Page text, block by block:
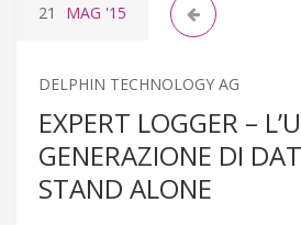
21 MAG '15
DELPHIN TECHNOLOGY AG
EXPERT LOGGER –
GENERAZIONE DI
STAND ALONE